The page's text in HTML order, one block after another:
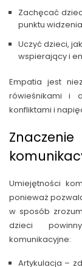
Zachęcać
punktu
Uczyć dzieci,
wspierający i
Empatia jest
rówieśnikami i
konfliktami i
Umiejętności
ponieważ
w sposób
dzieci
komunikacyjne:
Artykulacja –